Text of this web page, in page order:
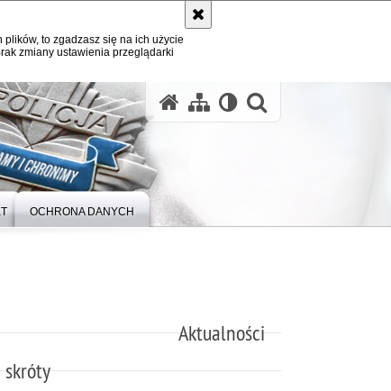
to zgadzasz się na ich użycie
zmiany ustawienia przeglądarki
OCHRONA DANYCH
Aktualności
skróty